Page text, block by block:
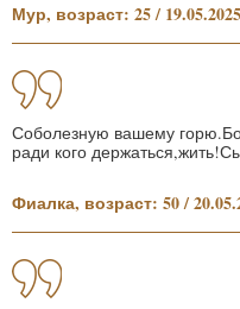
Мур, возраст: 25 / 19.05.2025
Соболезную вашему
ради кого
Фиалка, возраст: 50 /